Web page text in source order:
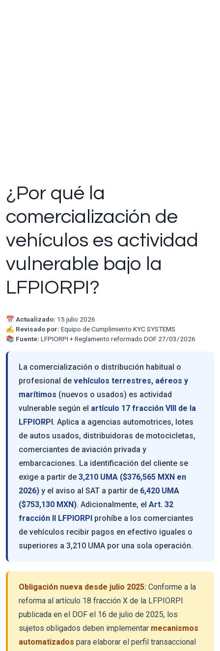
¿Por qué la
comercialización de
vehículos es actividad
vulnerable bajo la
LFPIORPI?
📅 Actualizado: 15 julio 2026
✍️ Revisado por: Equipo de Cumplimiento KYC SYSTEMS
📚 Fuente: LFPIORPI + Reglamento reformado DOF 27/03/2026
La comercialización o distribución habitual o
profesional de vehículos terrestres, aéreos y
marítimos (nuevos o usados) es actividad
vulnerable según el artículo 17 fracción VIII de la
LFPIORPI. Aplica a agencias automotrices, lotes
de autos usados, distribuidoras de motocicletas,
comerciantes de aviación privada y
embarcaciones. La identificación del cliente se
exige a partir de 3,210 UMA ($376,565 MXN en
2026) y el aviso al SAT a partir de 6,420 UMA
($753,130 MXN). Adicionalmente, el Art. 32
fracción II LFPIORPI prohíbe a los comerciantes
de vehículos recibir pagos en efectivo iguales o
superiores a 3,210 UMA por una sola operación.
Obligación nueva desde julio 2025: Conforme a la
reforma al artículo 18 fracción X de la LFPIORPI
publicada en el DOF el 16 de julio de 2025, los
sujetos obligados deben implementar mecanismos
automatizados para elaborar el perfil transaccional